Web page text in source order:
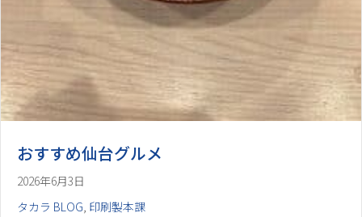
おすすめ仙台グルメ
2026年6月3日
タカラ BLOG 印刷製本課